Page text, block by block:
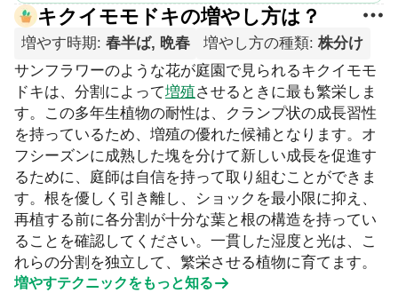
キクイモモドキの増やし方は？
増やす時期: 春半ば, 晩春 増やし方の種類: 株分け
サンフラワーのような花が庭園で見られるキクイモモ
ドキは、分割によって増殖させるときに最も繁栄しま
す。この多年生植物の耐性は、クランプ状の成長習性
を持っているため、増殖の優れた候補となります。オ
フシーズンに成熟した塊を分けて新しい成長を促進す
るために、庭師は自信を持って取り組むことができま
す。根を優しく引き離し、ショックを最小限に抑え、
再植する前に各分割が十分な葉と根の構造を持ってい
ることを確認してください。一貫した湿度と光は、こ
れらの分割を独立して、繁栄させる植物に育てます。
増やすテクニックをもっと知る